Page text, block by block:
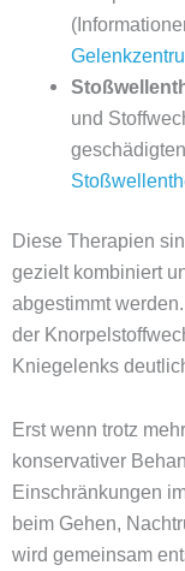
und
Diese Therapien
gezielt kombiniert
abgestimmt
der
Kniegelenks
Erst wenn trotz
konservativer
Einschränkungen
beim Gehen,
wird gemeinsam